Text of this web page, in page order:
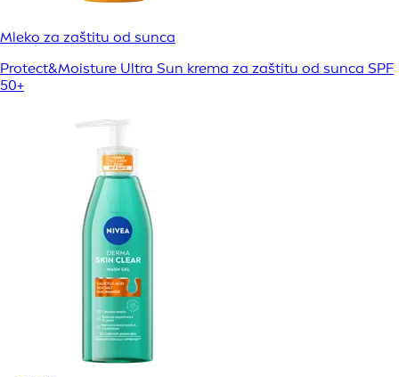
Mleko za zaštitu od sunca
Protect&Moisture Ultra Sun krema za zaštitu od sunca SPF
50+